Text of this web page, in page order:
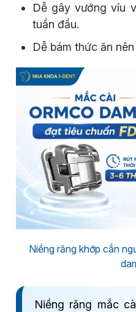
Dễ gây vướng víu
tuần đầu.
Dễ bám thức ăn
Niềng răng khớp cắn
Niềng răng mắc